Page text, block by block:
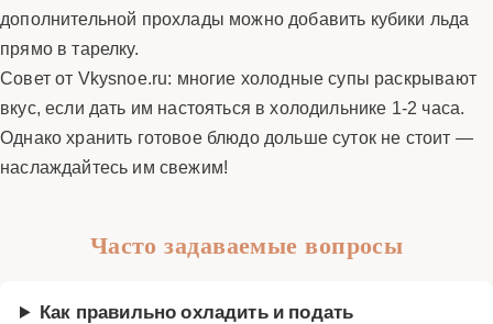
дополнительной прохлады можно добавить кубики льда
прямо в тарелку.
Совет от Vkysnoe.ru: многие холодные супы раскрывают
вкус, если дать им настояться в холодильнике 1‑2 часа.
Однако хранить готовое блюдо дольше суток не стоит —
наслаждайтесь им свежим!
Часто задаваемые вопросы
Как правильно охладить и подать